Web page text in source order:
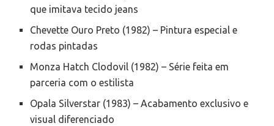
que imitava tecido jeans
Chevette Ouro Preto (1982) – Pintura especial e
rodas pintadas
Monza Hatch Clodovil (1982) – Série feita em
parceria com o estilista
Opala Silverstar (1983) – Acabamento exclusivo e
visual diferenciado